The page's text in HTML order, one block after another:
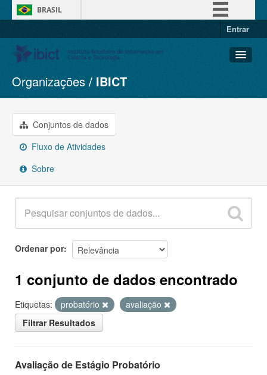
BRASIL
Entrar
Conjuntos de dados
Organizações
Grupos
Sobre
Organizações IBICT
Conjuntos de dados
Fluxo de Atividades
Sobre
Ordenar por
1 conjunto de dados encontrado
Etiquetas: probatório
avaliação
Filtrar Resultados
Avaliação de Estágio Probatório